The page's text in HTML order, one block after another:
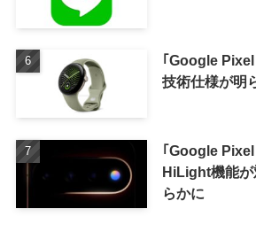
｢Google
技術仕様が明
｢Google
HiLight機能が
らかに